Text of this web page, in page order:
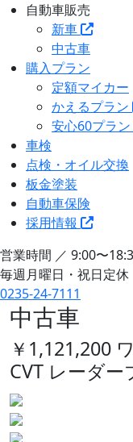
自動車販売
新車
中古車
購入プラン
定額マイカー
かえるプラン
安心60プラン
車検
点検・オイル交換
板金塗装
自動車保険
採用情報
営業時間 ／ 9:00〜
毎週月曜日・祝日定休
0235-24-7111
中古車
￥1,121,200
CVT レーダー